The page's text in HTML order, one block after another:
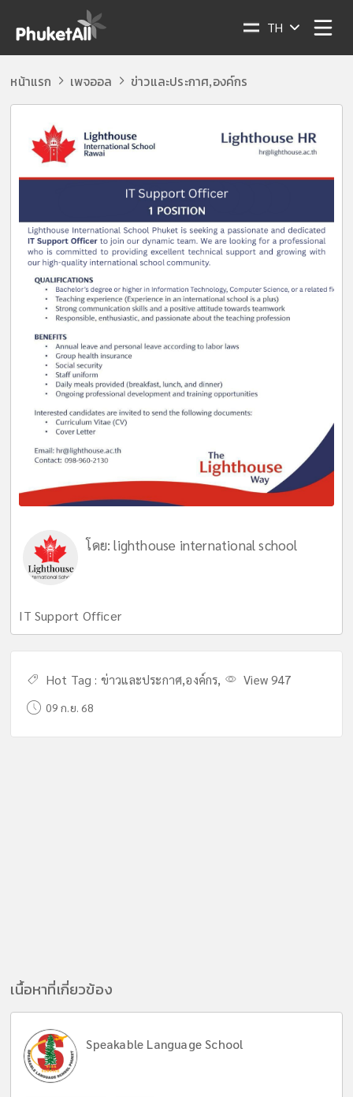
TH
หน้าแรก เพจออล ข่าวและประกาศ,องค์กร
โดย:lighthouse international school
IT Support Officer
Hot Tag : ข่าวและประกาศ,องค์กร, View 947
09 ก.ย. 68
เนื้อหาที่เกี่ยวข้อง
Speakable Language School